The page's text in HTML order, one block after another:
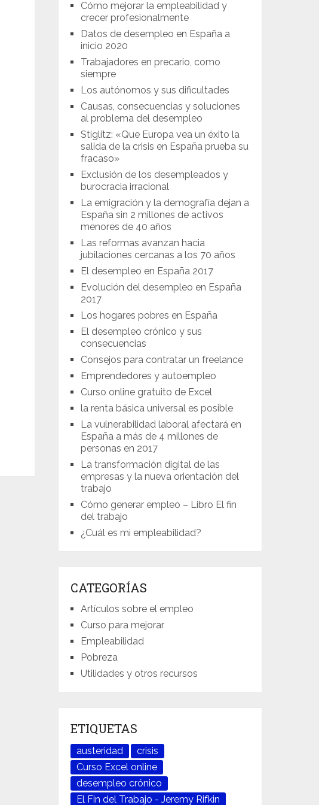
Cómo mejorar la empleabilidad y
crecer profesionalmente
Datos de desempleo en España a
inicio 2020
Trabajadores en precario, como
siempre
Los autónomos y sus dificultades
Causas, consecuencias y soluciones
al problema del desempleo
Stiglitz: «Que Europa vea un éxito la
salida de la crisis en España prueba su
fracaso»
Exclusión de los desempleados y
burocracia irracional
La emigración y la demografía dejan a
España sin 2 millones de activos
menores de 40 años
Las reformas avanzan hacia
jubilaciones cercanas a los 70 años
El desempleo en España 2017
Evolución del desempleo en España
2017
Los hogares pobres en España
El desempleo crónico y sus
consecuencias
Consejos para contratar un freelance
Emprendedores y autoempleo
Curso online gratuito de Excel
la renta básica universal es posible
La vulnerabilidad laboral afectará en
España a más de 4 millones de
personas en 2017
La transformación digital de las
empresas y la nueva orientación del
trabajo
Cómo generar empleo – Libro El fin
del trabajo
¿Cuál es mi empleabilidad?
CATEGORÍAS
Artículos sobre el empleo
Curso para mejorar
Empleabilidad
Pobreza
Utilidades y otros recursos
ETIQUETAS
austeridad
crisis
Curso Excel online
desempleo crónico
El Fin del Trabajo - Jeremy Rifkin